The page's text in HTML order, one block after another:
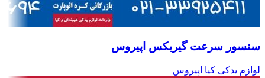
سنسور سرعت گیربکس اپیروس
لوازم یدکی کیا اپیروس